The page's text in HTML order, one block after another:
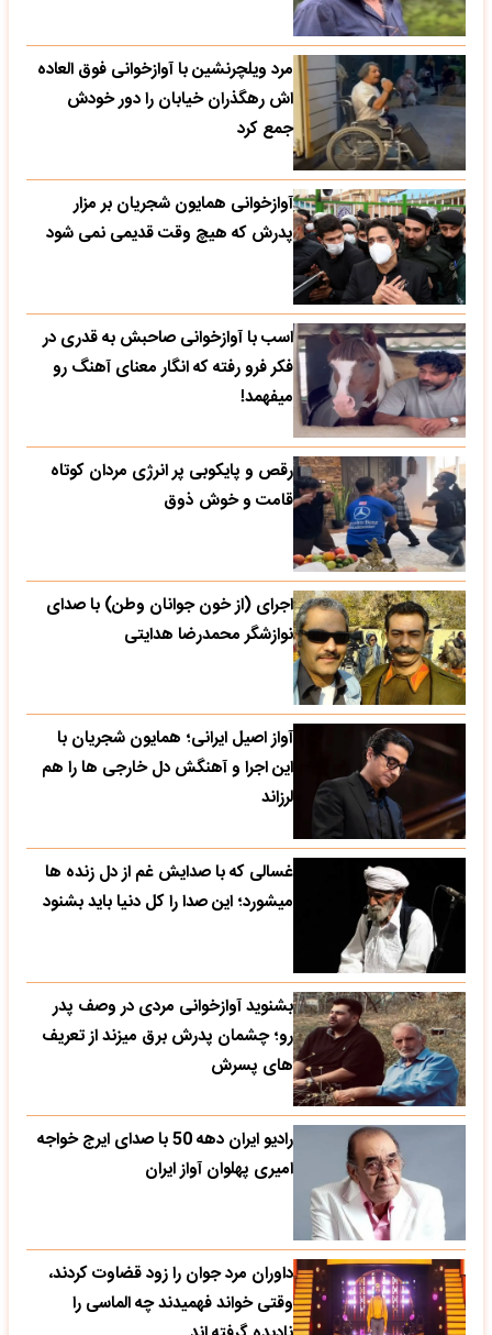
مرد ویلچرنشین با آوازخوانی فوق العاده
اش رهگذران خیابان را دور خودش
جمع کرد
آوازخوانی همایون شجریان بر مزار
پدرش که هیچ وقت قدیمی نمی شود
اسب با آوازخوانی صاحبش به قدری در
فکر فرو رفته که انگار معنای آهنگ رو
میفهمد!
رقص و پایکوبی پر انرژی مردان کوتاه
قامت و خوش ذوق
اجرای (از خون جوانان وطن) با صدای
نوازشگر محمدرضا هدایتی
آواز اصیل ایرانی؛ همایون شجریان با
این اجرا و آهنگش دل خارجی ها را هم
لرزاند
غسالی که با صدایش غم از دل زنده ها
میشورد؛ این صدا را کل دنیا باید بشنود
بشنوید آوازخوانی مردی در وصف پدر
رو؛ چشمان پدرش برق میزند از تعریف
های پسرش
رادیو ایران دهه 50 با صدای ایرج خواجه
امیری پهلوان آواز ایران
داوران مرد جوان را زود قضاوت کردند،
وقتی خواند فهمیدند چه الماسی را